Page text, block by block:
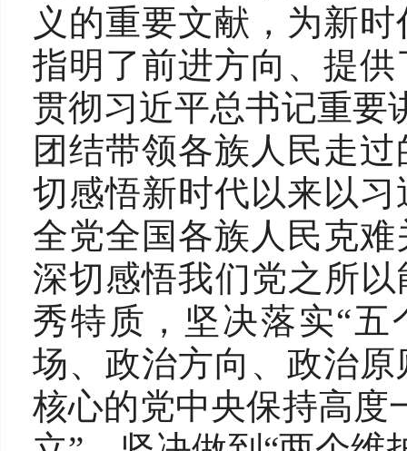
义的重要文献，为新
指明了前进方向、提
贯彻习近平总书记重要
团结带领各族人民走
切感悟新时代以来以
全党全国各族人民克
深切感悟我们党之所
秀特质，坚决落实“
场、政治方向、政治
核心的党中央保持高度